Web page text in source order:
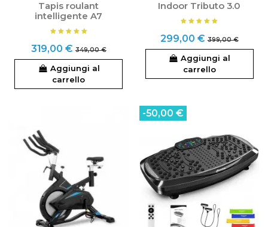
Tapis roulant
intelligente A7
319,00 € 349,00 €
Aggiungi al
carrello
Indoor Tributo 3.0
299,00 € 399,00 €
Aggiungi al
carrello
-50,00 €